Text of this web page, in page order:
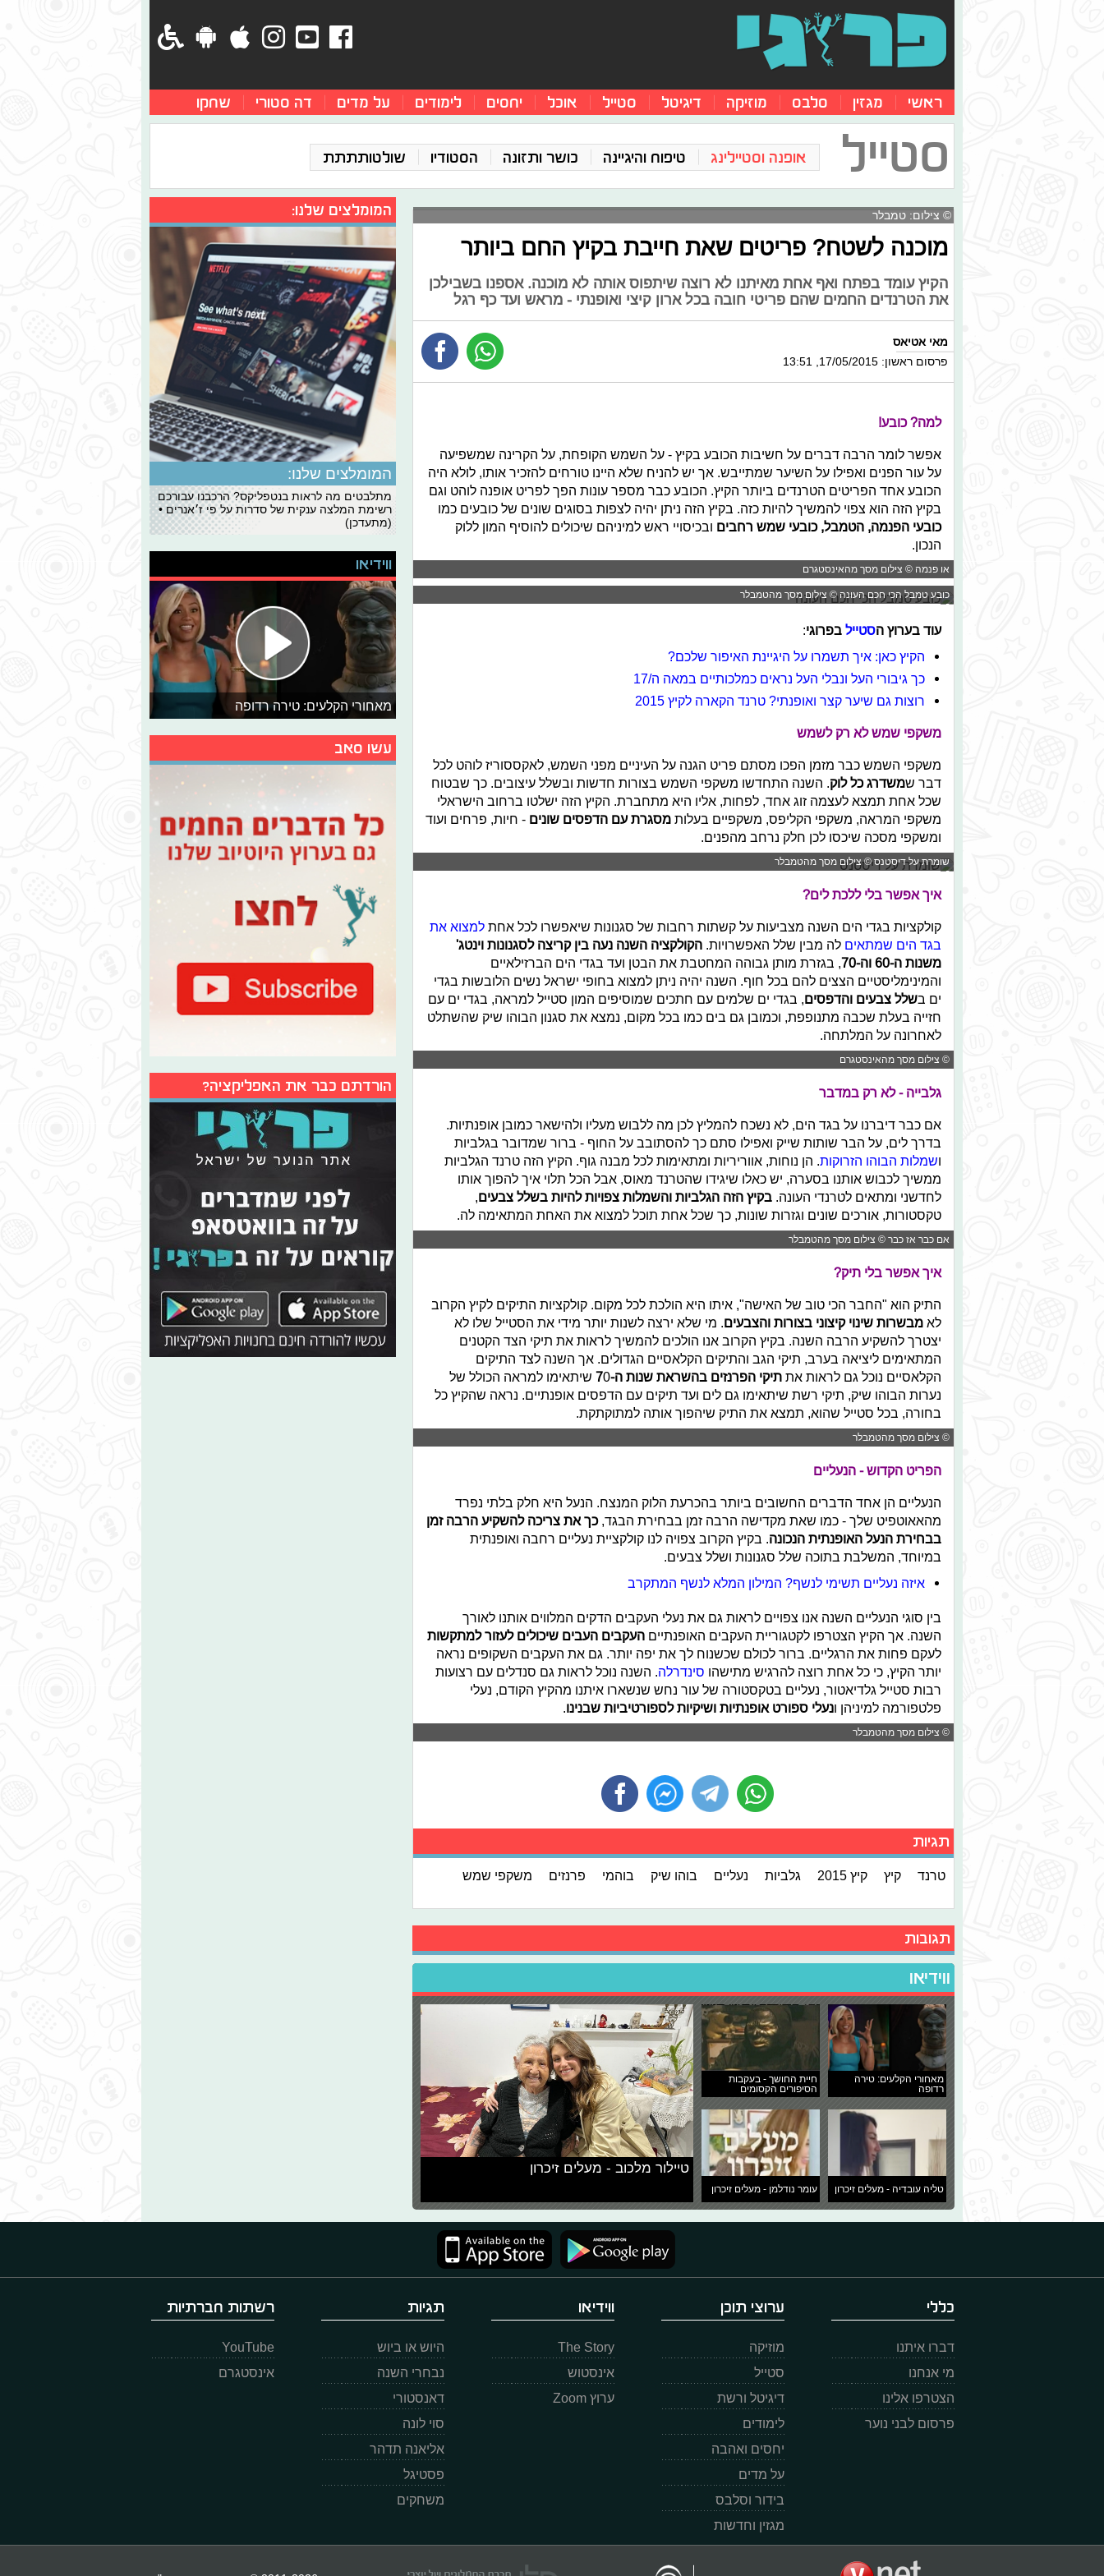
ראשי מגזין סלבס מוזיקה דיגיטל סטייל אוכל יחסים לימודים על מדים דה סטורי שחקו
סטייל אופנה וסטיילינג טיפוח והיגיינה כושר ותזונה הסטודיו שולטותתתת
© צילום: טמבלר
מוכנה לשטח? פריטים שאת חייבת בקיץ החם ביותר
הקיץ עומד בפתח ואף אחת מאיתנו לא רוצה שיתפוס אותה לא מוכנה. אספנו בשבילכן
את הטרנדים החמים שהם פריטי חובה בכל ארון קיצי ואופנתי - מראש ועד כף רגל
מאי אטיאס
פרסום ראשון: 17/05/2015, 13:51
למה? כובע!
אפשר לומר הרבה דברים על חשיבות הכובע בקיץ - על השמש הקופחת, על הקרינה שמשפיעה
על עור הפנים ואפילו על השיער שמתייבש. אך יש להניח שלא היינו טורחים להזכיר אותו, לולא היה
הכובע אחד הפריטים הטרנדים ביותר הקיץ. הכובע כבר מספר עונות הפך לפריט אופנה לוהט וגם
בקיץ הזה הוא צפוי להמשיך להיות כזה. בקיץ הזה ניתן יהיה לצפות בסוגים שונים של כובעים כמו
כובעי הפנמה, הטמבל, כובעי שמש רחבים ובכיסויי ראש למיניהם שיכולים להוסיף המון ללוק
הנכון.
או פנמה © צילום מסך מהאינסטגרם
כובע טמבל הכי חכם העונה © צילום מסך מהטמבלר
עוד בערוץ הסטייל בפרוגי:
הקיץ כאן: איך תשמרו על היגיינת האיפור שלכם?
כך גיבורי העל ונבלי העל נראים כמלכותיים במאה ה/17
רוצות גם שיער קצר ואופנתי? טרנד הקארה לקיץ 2015
משקפי שמש לא רק לשמש
משקפי השמש כבר מזמן הפכו מסתם פריט הגנה על העיניים מפני השמש, לאקססוריז לוהט לכל
דבר שמשדרג כל לוק. השנה התחדשו משקפי השמש בצורות חדשות ובשלל עיצובים. כך שבטוח
שכל אחת תמצא לעצמה זוג אחד, לפחות, אליו היא מתחברת. הקיץ הזה ישלטו ברחוב הישראלי
משקפי המראה, משקפי הקליפס, משקפיים בעלות מסגרת עם הדפסים שונים - חיות, פרחים ועוד
ומשקפי מסכה שיכסו לכן חלק נרחב מהפנים.
שומרת על דיסטנס © צילום מסך מהטמבלר
איך אפשר בלי ללכת לים?
קולקציות בגדי הים השנה מצביעות על קשתות רחבות של סגנונות שיאפשרו לכל אחת למצוא את
בגד הים שמתאים לה מבין שלל האפשרויות. הקולקציה השנה נעה בין קריצה לסגנונות וינטג'
משנות ה-60 וה-70
, בגזרת מותן גבוהה המחטבת את הבטן ועד בגדי הים הברזילאיים
והמינימליסטיים הצצים להם בכל חוף. השנה יהיה ניתן למצוא בחופי ישראל נשים הלובשות בגדי
ים בשלל צבעים והדפסים, בגדי ים שלמים עם חתכים שמוסיפים המון סטייל למראה, בגדי ים עם
חזייה בעלת שכבה מתנופפת, וכמובן גם בים כמו בכל מקום, נמצא את סגנון הבוהו שיק שהשתלט
לאחרונה על המלתחה.
© צילום מסך מהאינסטגרם
גלבייה - לא רק במדבר
אם כבר דיברנו על בגד הים, לא נשכח להמליץ לכן מה ללבוש מעליו ולהישאר כמובן אופנתיות.
בדרך לים, על הבר שותות שייק ואפילו סתם כך להסתובב על החוף - ברור שמדובר בגלביות
ושמלות הבוהו הזרוקות. הן נוחות, אווריריות ומתאימות לכל מבנה גוף. הקיץ הזה טרנד הגלביות
ממשיך לכבוש אותנו בסערה, יש כאלו שיגידו שהטרנד מאוס, אבל הכל תלוי איך להפוך אותו
לחדשני ומתאים לטרנדי העונה. בקיץ הזה הגלביות והשמלות צפויות להיות בשלל צבעים,
טקסטורות, אורכים שונים וגזרות שונות, כך שכל אחת תוכל למצוא את האחת המתאימה לה.
אם כבר אז כבר © צילום מסך מהטמבלר
איך אפשר בלי תיק?
התיק הוא "החבר הכי טוב של האישה", איתו היא הולכת לכל מקום. קולקציות התיקים לקיץ הקרוב
לא מבשרות שינוי קיצוני בצורות והצבעים. מי שלא ירצה לשנות יותר מידי את הסטייל שלו לא
יצטרך להשקיע הרבה השנה. בקיץ הקרוב אנו הולכים להמשיך לראות את תיקי הצד הקטנים
המתאימים ליציאה בערב, תיקי הגב והתיקים הקלאסיים הגדולים. אך השנה לצד התיקים
הקלאסיים נוכל גם לראות את תיקי הפרנזים בהשראת שנות ה-7
0 שיתאימו למראה הכולל של
נערות הבוהו שיק, תיקי רשת שיתאימו גם לים ועד תיקים עם הדפסים אופנתיים. נראה שהקיץ כל
בחורה, בכל סטייל שהוא, תמצא את התיק שיהפוך אותה למתוקתקת.
© צילום מסך מהטמבלר
הפריט הקדוש - הנעליים
הנעליים הן אחד הדברים החשובים ביותר בהכרעת הלוק המנצח. הנעל היא חלק בלתי נפרד
מהאאוטפיט שלך - כמו שאת מקדישה הרבה זמן בבחירת הבגד,כך את צריכה להשקיע הרבה זמן
בבחירת הנעל האופנתית הנכונה. בקיץ הקרוב צפויה לנו קולקציית נעליים רחבה ואופנתית
במיוחד, המשלבת בתוכה שלל סגנונות ושלל צבעים.
איזה נעליים תשימי לנשף? המילון המלא לנשף המתקרב
בין סוגי הנעליים השנה אנו צפויים לראות גם את נעלי העקבים הדקים המלווים אותנו לאורך
השנה. אך הקיץ הצטרפו לקטגוריית העקבים האופנתיים העקבים העבים שיכולים לעזור למתקשות
לעקם פחות את הרגליים. ברור לכולם שכשנוח לך את יפה יותר. גם את העקבים השקופים נראה
יותר הקיץ, כי כל אחת רוצה להרגיש מתישהו סינדרלה. השנה נוכל לראות גם סנדלים עם רצועות
רבות סטייל גלדיאטור, נעליים בטקסטורה של עור נחש שנשארו איתנו מהקיץ הקודם, נעלי
פלטפורמה למיניהן ונעלי ספורט אופנתיות ושיקיות לספורטיביות שבנינו.
© צילום מסך מהטמבלר
תגיות
טרנד קיץ קיץ 2015 גלביות נעליים בוהו שיק בוהמי פרנזים משקפי שמש
תגובות
ווידיאו
מאחורי הקלעים: טירה
רדופה
חיית החושך - בעקבות
הסיפורים הקסומים
טליה עובדיה - מעלים זיכרון עומר נודלמן - מעלים זיכרון
טיילור מלכוב - מעלים זיכרון
המומלצים שלנו:
המומלצים שלנו:
מתלבטים מה לראות בנטפליקס? הרכבנו עבורכם
רשימת המלצה ענקית של סדרות על פי ז׳אנרים •
(מתעדכן)
ווידיאו
מאחורי הקלעים: טירה רדופה
עשו סאב
הורדתם כבר את האפליקציה?
כללי
דברו איתנו
מי אנחנו
הצטרפו אלינו
פרסום לבני נוער
ערוצי תוכן
מוזיקה
סטייל
דיגיטל ורשת
לימודים
יחסים ואהבה
על מדים
בידור וסלבס
מגזין וחדשות
ווידיאו
The Story
אינסטוש
ערוץ Zoom
תגיות
היוש או ביוש
נבחרי השנה
דאנסטורי
סוי לונה
אליאנה תדהר
פסטיגל
משחקים
רשתות חברתיות
YouTube
אינסטגרם